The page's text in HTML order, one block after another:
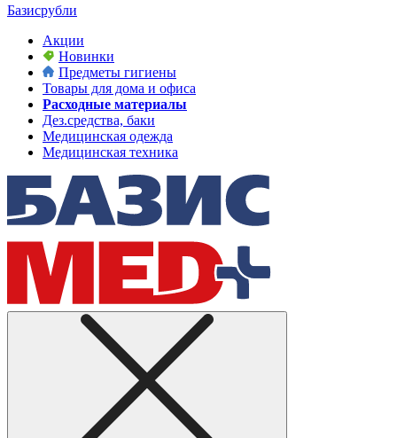
Базисрубли
Акции
Новинки
Предметы гигиены
Товары для дома и офиса
Расходные материалы
Дез.средства, баки
Медицинская одежда
Медицинская техника